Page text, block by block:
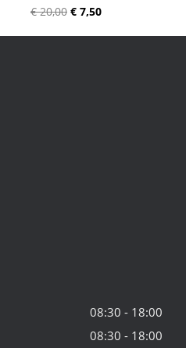
€ 20,00 € 7,50
08:30 - 18:00
08:30 - 18:00